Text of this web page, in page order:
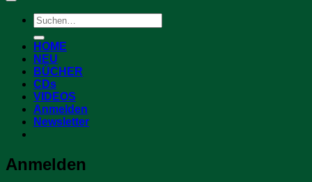
Suchen
nach:
HOME
NEU
BÜCHER
CDs
VIDEOS
Anmelden
Newsletter
Anmelden